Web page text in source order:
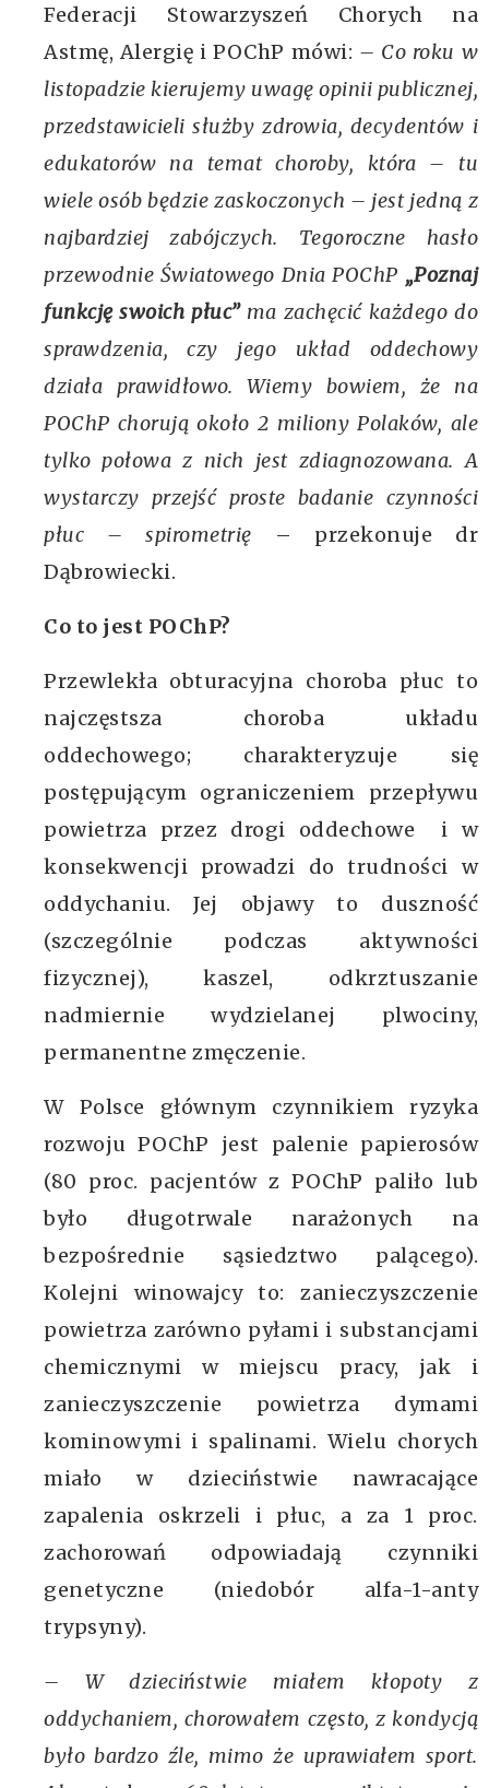
Federacji Stowarzyszeń Chorych na
Astmę, Alergię i POChP mówi: – Co roku w
listopadzie kierujemy uwagę opinii publicznej,
przedstawicieli służby zdrowia, decydentów i
edukatorów na temat choroby, która – tu
wiele osób będzie zaskoczonych – jest jedną z
najbardziej zabójczych. Tegoroczne hasło
przewodnie Światowego Dnia POChP „Poznaj
funkcję swoich płuc”ma zachęcić każdego do
sprawdzenia, czy jego układ oddechowy
działa prawidłowo. Wiemy bowiem, że na
POChP chorują około 2 miliony Polaków, ale
tylko połowa z nich jest zdiagnozowana. A
wystarczy przejść proste badanie czynności
płuc – spirometrię – przekonuje dr
Dąbrowiecki.
Co to jest POChP?
Przewlekła obturacyjna choroba płuc to
najczęstsza choroba układu
oddechowego; charakteryzuje się
postępującym ograniczeniem przepływu
powietrza przez drogi oddechowe i w
konsekwencji prowadzi do trudności w
oddychaniu. Jej objawy to duszność
(szczególnie podczas aktywności
fizycznej), kaszel, odkrztuszanie
nadmiernie wydzielanej plwociny,
permanentne zmęczenie.
W Polsce głównym czynnikiem ryzyka
rozwoju POChP jest palenie papierosów
(80 proc. pacjentów z POChP paliło lub
było długotrwale narażonych na
bezpośrednie sąsiedztwo palącego).
Kolejni winowajcy to: zanieczyszczenie
powietrza zarówno pyłami i substancjami
chemicznymi w miejscu pracy, jak i
zanieczyszczenie powietrza dymami
kominowymi i spalinami. Wielu chorych
miało w dzieciństwie nawracające
zapalenia oskrzeli i płuc, a za 1 proc.
zachorowań odpowiadają czynniki
genetyczne (niedobór alfa-1-anty
trypsyny).
– W dzieciństwie miałem kłopoty z
oddychaniem, chorowałem często, z kondycją
było bardzo źle, mimo że uprawiałem sport.